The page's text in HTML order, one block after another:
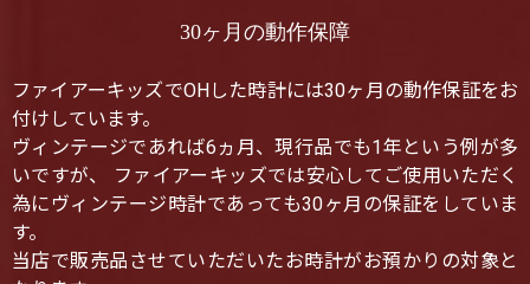
30ヶ月の動作保障
ファイアーキッズでOHした時計には30ヶ月の動作保証をお
付けしています。
ヴィンテージであれば6ヵ月、現行品でも1年という例が多
いですが、 ファイアーキッズでは安心してご使用いただく
為にヴィンテージ時計であっても30ヶ月の保証をしていま
す。
当店で販売品させていただいたお時計がお預かりの対象と